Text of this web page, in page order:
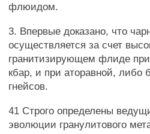
флюидом.
3. Впервые доказано, что
осуществляется за счет
гранитизирующем флиде
кбар, и при аторавной,
гнейсов.
41 Строго определены
эволюции гранулитового